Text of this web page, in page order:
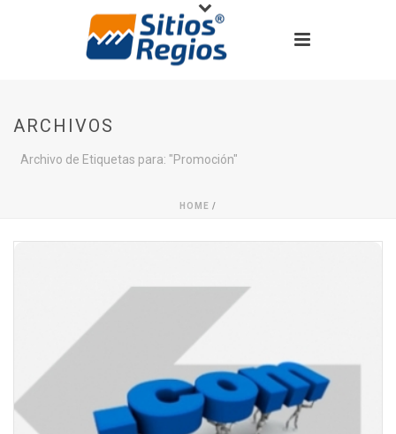
ARCHIVOS
Archivo de Etiquetas para: "Promoción"
HOME /